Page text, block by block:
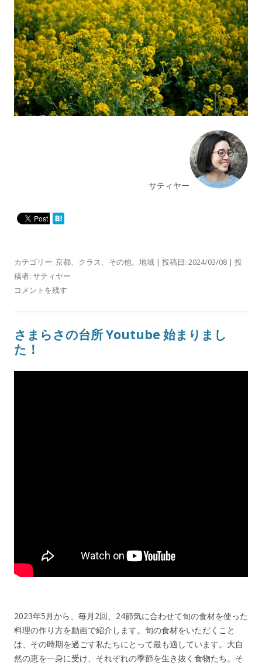
サティヤー
カテゴリー: 京都、 クラス、 その他、 地域 | 投稿日: 2024/03/08 | 投
稿者: サティヤー
コメントを残す
さまらさの台所 Youtube 始まりまし
た！
2023年5月から、毎月2回、24節気に合わせて旬の食材を使った
料理の作り方を動画で紹介します。旬の食材をいただくこと
は、その時期を過ごす私たちにとって最も適しています。大自
然の恵を一身に受け、それぞれの季節を生き抜く食物たち。そ